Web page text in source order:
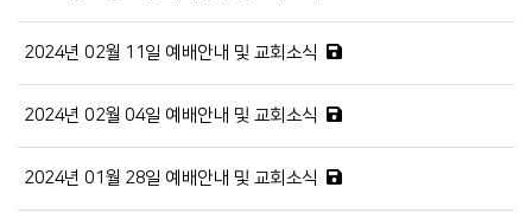
2024년 02월 11일 예배안내 및 교회소식
2024년 02월 04일 예배안내 및 교회소식
2024년 01월 28일 예배안내 및 교회소식